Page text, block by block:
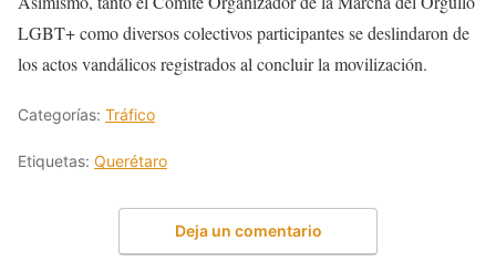
LGBT+ como diversos colectivos participantes se deslindaron de
los actos vandálicos registrados al concluir la movilización.
Categorías: Tráfico
Etiquetas: Querétaro
Deja un comentario